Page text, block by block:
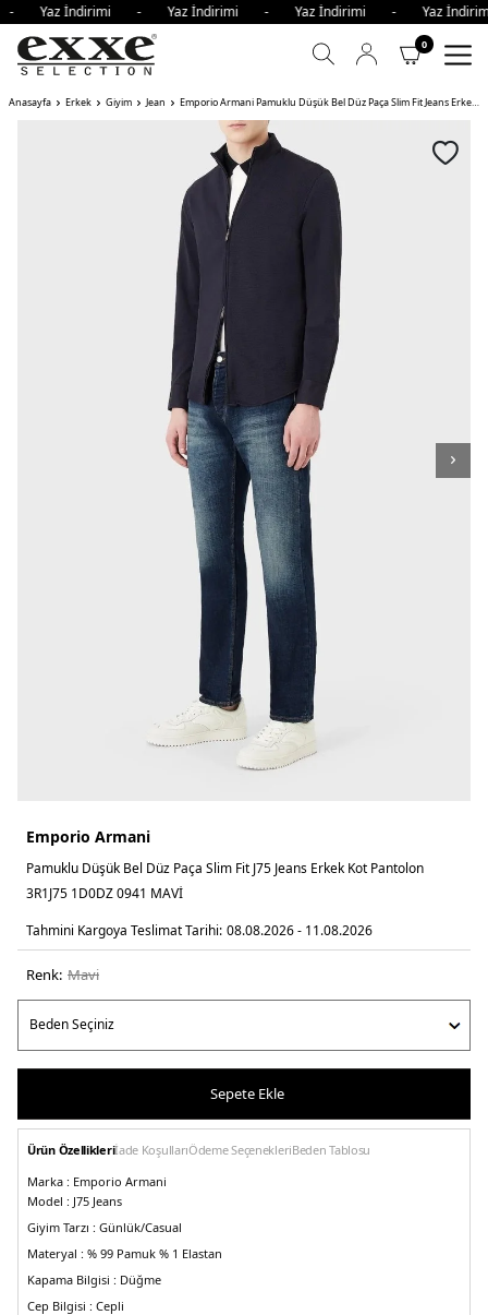
- Yaz İndirimi - Yaz İndirimi - Yaz İndirimi - Yaz
0
Anasayfa Erkek Giyim Jean Emporio Armani Pamuklu Düşük Bel Düz Paça Slim Fit Jeans Erkek Kot Pantolon
Emporio Armani
Pamuklu Düşük Bel Düz Paça Slim Fit J75 Jeans Erkek Kot Pantolon
3R1J75 1D0DZ 0941 MAVİ
Tahmini Kargoya Teslimat Tarihi: 08.08.2026 - 11.08.2026
Renk: mavi̇
Sepete Ekle
Ürün Özellikleriİade KoşullarıÖdeme SeçenekleriBeden Tablosu
Marka : Emporio Armani
Model : J75 Jeans
Giyim Tarzı : Günlük/Casual
Materyal : % 99 Pamuk % 1 Elastan
Kapama Bilgisi : Düğme
Cep Bilgisi : Cepli